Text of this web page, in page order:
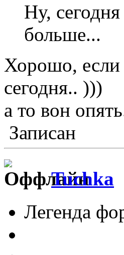
Ну,
больше...
Хорошо,
сегодня.. )))
а то вон
Записан
Tuchka
Легенда